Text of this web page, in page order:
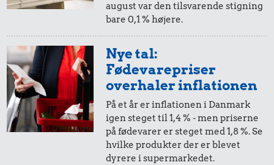
Tyggegummi
94 kr.
Biografbillet
59 kr.
18 kr. 29 kr.
i 2020 i dag
2,-
i 2020 i dag
1,-
i 2020
= 1,-
i dag
august var den tilsvarende stigning
bare 0,1 % højere.
Nye tal:
Fødevarepriser
overhaler inflationen
På et år er inflationen i Danmark
igen steget til 1,4 % - men priserne
på fødevarer er steget med 1,8 %. Se
hvilke produkter der er blevet
dyrere i supermarkedet.